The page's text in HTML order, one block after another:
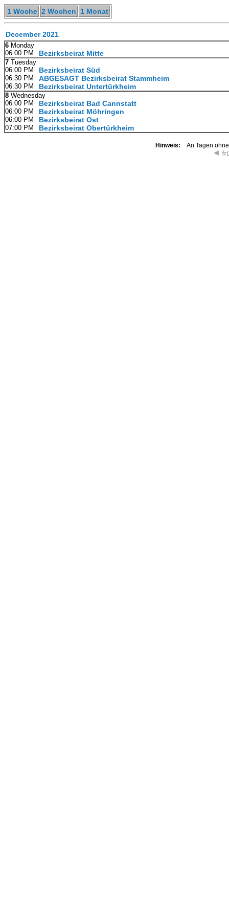
1 Woche 2 Wochen 1 Monat
December 2021
6 Monday
06:00 PM
Bezirksbeirat Mitte
7 Tuesday
06:00 PM
Bezirksbeirat Süd
06:30 PM ABGESAGT Bezirksbeirat Stammheim
06:30 PM Bezirksbeirat Untertürkheim
8 Wednesday
06:00 PM
Bezirksbeirat Bad Cannstatt
06:00 PM Bezirksbeirat Möhringen
06:00 PM Bezirksbeirat Ost
07:00 PM Bezirksbeirat Obertürkheim
Hinweis: An Tagen